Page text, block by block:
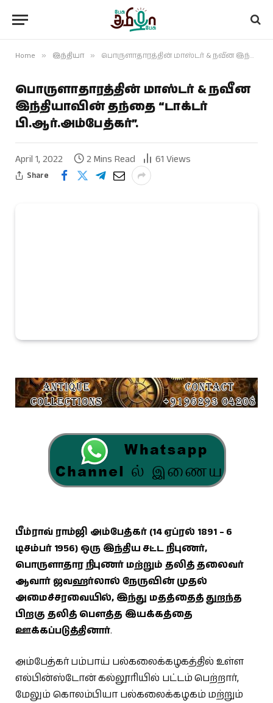
Home » இந்தியா » பொருளாதாரத்தின் மாஸ்டர் & நவீன இந்தியாவின் தந்தை “டாக்டர் பி.ஆர்.அம்பேத்கர்”.
பொருளாதாரத்தின் மாஸ்டர் & நவீன
இந்தியாவின் தந்தை “டாக்டர்
பி.ஆர்.அம்பேத்கர்”.
April 1, 2022 2 Mins Read 61 Views
Share
பீம்ராவ் ராம்ஜி அம்பேத்கர் (14 ஏப்ரல் 1891 – 6
டிசம்பர் 1956) ஒரு இந்திய சட்ட நிபுணர்,
பொருளாதார நிபுணர் மற்றும் தலித் தலைவர்
ஆவார் ஜவஹர்லால் நேருவின் முதல்
அமைச்சரவையில், இந்து மதத்தைத் துறந்த
பிறகு தலித் பௌத்த இயக்கத்தை
ஊக்கப்படுத்தினார்.
அம்பேத்கர் பம்பாய் பல்கலைக்கழகத்தில் உள்ள
எல்பின்ஸ்டோன் கல்லூரியில் பட்டம் பெற்றார்,
மேலும் கொலம்பியா பல்கலைக்கழகம் மற்றும்